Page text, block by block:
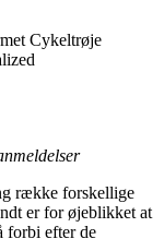
Cykeltrøje
række forskellige
er for øjeblikket at
forbi efter de